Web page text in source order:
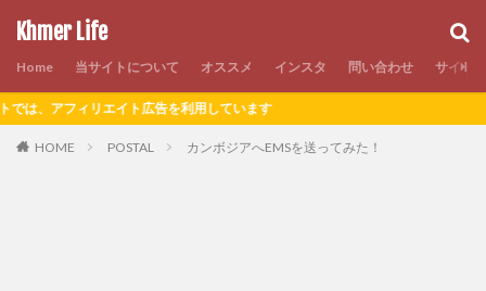
Khmer Life
Home 当サイトについて オススメ インスタ 問い合わせ サイト
エイト広告を利用しています
HOME POSTAL カンボジアへEMSを送ってみた！